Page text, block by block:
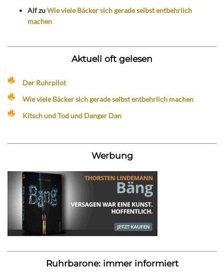
AlfzuWie viele Bäcker sich gerade selbst entbehrlich
machen
Aktuell oft gelesen
Der Ruhrpilot
Wie viele Bäcker sich gerade selbst entbehrlich machen
Kitsch und Tod und Danger Dan
Werbung
Ruhrbarone: immer informiert